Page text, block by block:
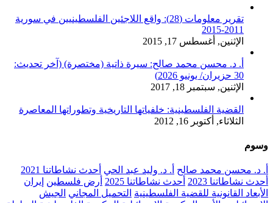
تقرير معلومات (28): واقع اللاجئين الفلسطينيين في سورية
2011-2015
الإثنين, أغسطس 17, 2015
أ. د. محسن محمد صالح: سيرة ذاتية (مختصرة) (آخر تحديث:
30 حزيران/ يونيو 2026)
الإثنين, سبتمبر 18, 2017
القضية الفلسطينية: خلفياتها التاريخية وتطوراتها المعاصرة
الثلاثاء, أكتوبر 16, 2012
وسوم
أ. د. محسن محمد صالح أ. د. وليد عبد الحي أحدث نشاطاتنا 2021
أحدث نشاطاتنا 2023
أحدث نشاطاتنا 2025 أرض فلسطين إيران
الأبعاد القانونية للقضية الفلسطينية التحميل المجاني الجيش